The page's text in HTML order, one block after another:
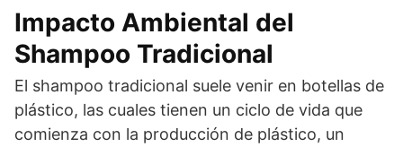
Impacto Ambiental del
Shampoo Tradicional
El shampoo tradicional suele venir en botellas de
plástico, las cuales tienen un ciclo de vida que
comienza con la producción de plástico, un